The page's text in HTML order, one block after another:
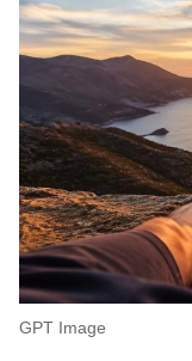
GPT Image